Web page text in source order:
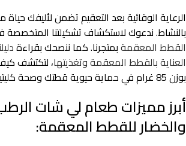
الرعاية الوقائية بعد التعقيم تضمن لأليفك
بالنشاط. ندعوك لاستكشاف تشكيلتنا
القطط المعقمةبمتجرنا. كما ننصحك بقراءة
العناية بالقطط المعقمة وتغذيتها، لتكتشف
بوزن 85 غرام في حماية حيوية قطتك وصحة كليتيها بذكاء.
أبرز مميزات طعام لي شات
والخضار للقطط المعقمة: